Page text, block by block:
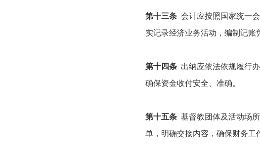
第十三条会计应按照国家统一会
实记录经济业务活动，编制记账
第十四条 出纳应依法依规履行
确保资金收付安全、准确。
第十五条基督教团体及活动场所
单，明确交接内容，确保财务工